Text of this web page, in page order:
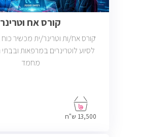
קורס אח וטרינר
קורס אח/ות וטרינר/ית מכשיר
לסיוע לוטרינרים במרפאות ובבתי
מחמד
13,500 ש"ח